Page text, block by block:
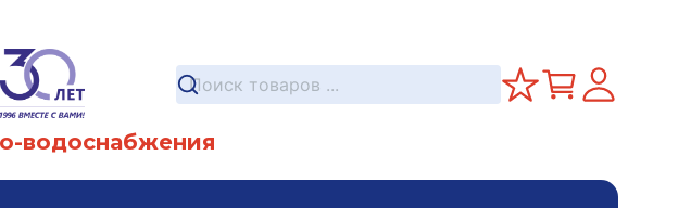
водоснабжения